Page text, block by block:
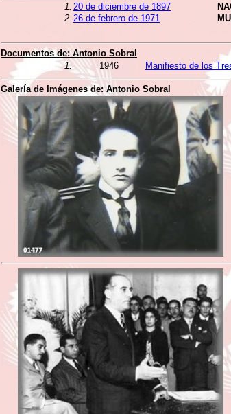
1. 20 de diciembre de 1897
2. 26 de febrero de 1971
Documentos de: Antonio Sobral
1.
1946 Manifiesto de los
Galería de Imágenes de: Antonio Sobral